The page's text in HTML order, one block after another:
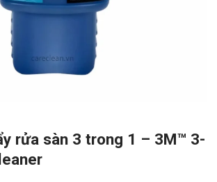
rửa sàn 3 trong 1 – 3M™ 3-